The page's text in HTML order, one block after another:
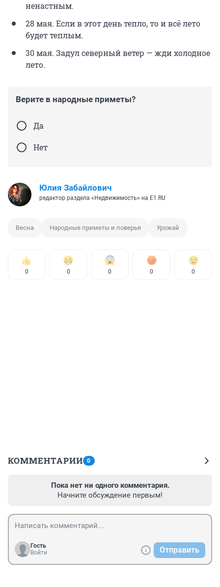
ненастным.
28 мая. Если в этот день тепло, то и всё лето
будет теплым.
30 мая. Задул северный ветер — жди холодное
лето.
Верите в народные приметы?
Да
Нет
Юлия Забайлович
редактор раздела «Недвижимость» на E1.RU
Весна Народные приметы и поверья Урожай
0 0 0 0 0
КОММЕНТАРИИ 0
Пока нет ни одного комментария.
Начните обсуждение первым!
Гость
Войти
Отправить